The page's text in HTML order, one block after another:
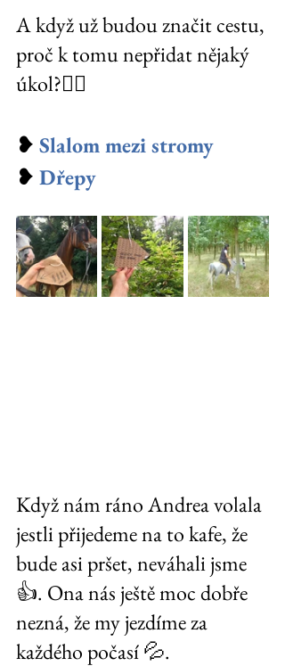
A když už budou značit cestu,
proč k tomu nepřidat nějaký
úkol?🤸‍♂️
❥ Slalom mezi stromy
❥ Dřepy
Když nám ráno Andrea volala
jestli přijedeme na to kafe, že
bude asi pršet, neváhali jsme
👍. Ona nás ještě moc dobře
nezná, že my jezdíme za
každého počasí 💦.